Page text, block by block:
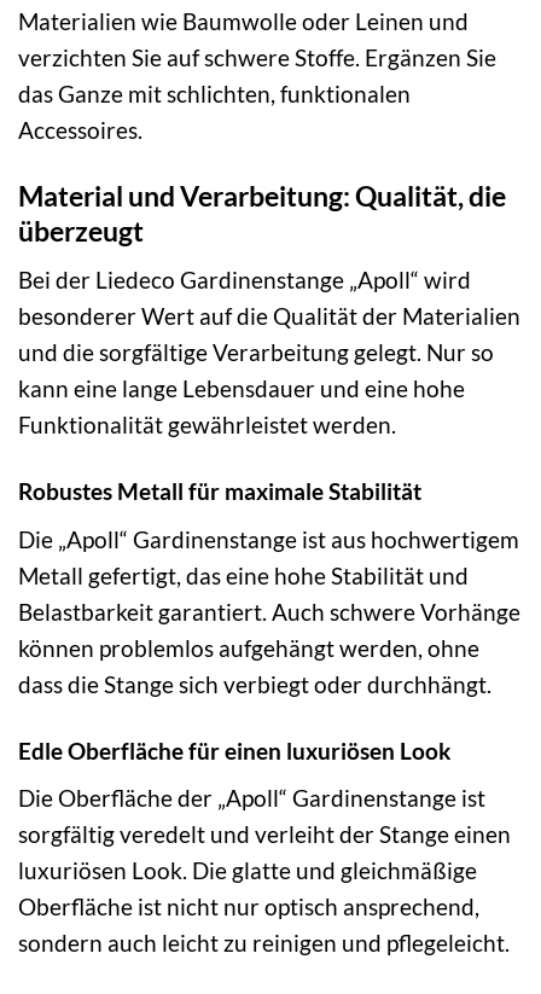
Materialien wie Baumwolle oder Leinen und
verzichten Sie auf schwere Stoffe. Ergänzen Sie
das Ganze mit schlichten, funktionalen
Accessoires.
Material und Verarbeitung: Qualität, die
überzeugt
Bei der Liedeco Gardinenstange „Apoll“ wird
besonderer Wert auf die Qualität der Materialien
und die sorgfältige Verarbeitung gelegt. Nur so
kann eine lange Lebensdauer und eine hohe
Funktionalität gewährleistet werden.
Robustes Metall für maximale Stabilität
Die „Apoll“ Gardinenstange ist aus hochwertigem
Metall gefertigt, das eine hohe Stabilität und
Belastbarkeit garantiert. Auch schwere Vorhänge
können problemlos aufgehängt werden, ohne
dass die Stange sich verbiegt oder durchhängt.
Edle Oberfläche für einen luxuriösen Look
Die Oberfläche der „Apoll“ Gardinenstange ist
sorgfältig veredelt und verleiht der Stange einen
luxuriösen Look. Die glatte und gleichmäßige
Oberfläche ist nicht nur optisch ansprechend,
sondern auch leicht zu reinigen und pflegeleicht.